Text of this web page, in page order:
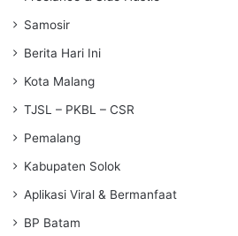
Samosir
Berita Hari Ini
Kota Malang
TJSL – PKBL – CSR
Pemalang
Kabupaten Solok
Aplikasi Viral & Bermanfaat
BP Batam